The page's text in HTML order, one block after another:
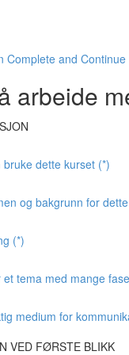
Complete and Continue
arbeide
bruke dette kurset (*)
og bakgrunn for
(*)
et tema med mange
medium for
VED FØRSTE BLIKK